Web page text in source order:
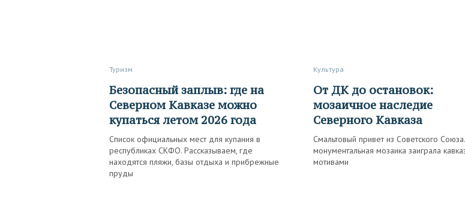
Туризм
Безопасный заплыв: где на
Северном Кавказе можно
купаться летом 2026 года
Список официальных мест для купания в
республиках СКФО. Рассказываем, где
находятся пляжи, базы отдыха и прибрежные
пруды
Культура
От ДК до остановок:
мозаичное наследие
Северного Кавказа
Смальтовый привет из Советского
монументальная мозаика заиграла
мотивами